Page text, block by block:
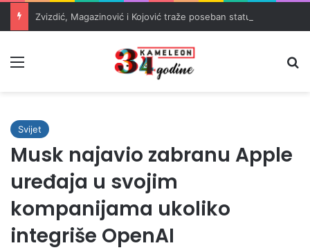
Svijet
Musk najavio zabranu Apple
uređaja u svojim
kompanijama ukoliko
integriše OpenAI